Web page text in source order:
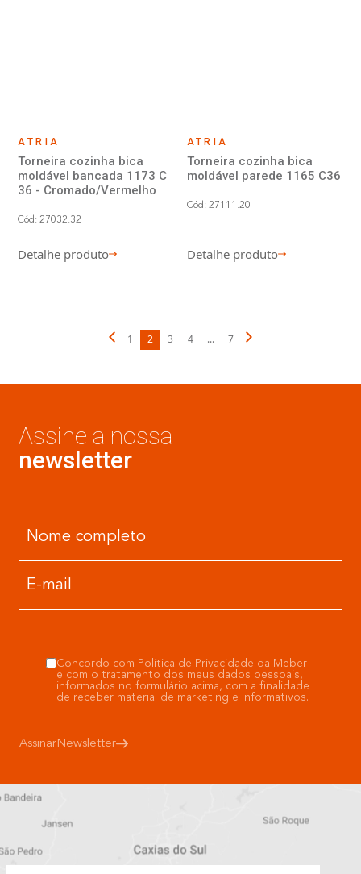
ATRIA
Torneira cozinha bica
moldável bancada 1173 C
36 - Cromado/Vermelho
Cód: 27032.32
Detalhe produto
ATRIA
Torneira cozinha bica
moldável parede 1165 C36
Cód: 27111.20
Detalhe produto
1 2 3 4 ... 7
Assine a nossa
newsletter
AssinarNewsletter
Concordo com Política de Privacidade da Meber
e com o tratamento dos meus dados pessoais,
informados no formulário acima, com a finalidade
de receber material de marketing e informativos.